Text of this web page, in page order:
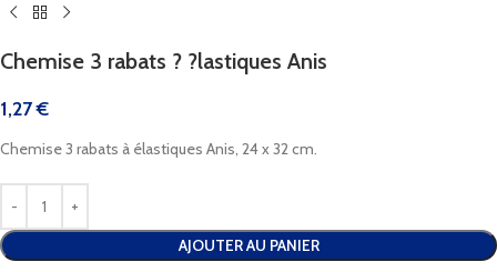
Chemise 3 rabats ? ?lastiques Anis
1,27€
Chemise 3 rabats à élastiques Anis, 24 x 32 cm.
AJOUTER AU PANIER